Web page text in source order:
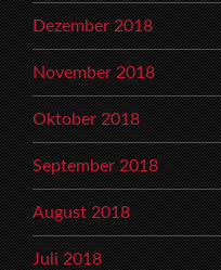
Dezember 2018
November 2018
Oktober 2018
September 2018
August 2018
Juli 2018